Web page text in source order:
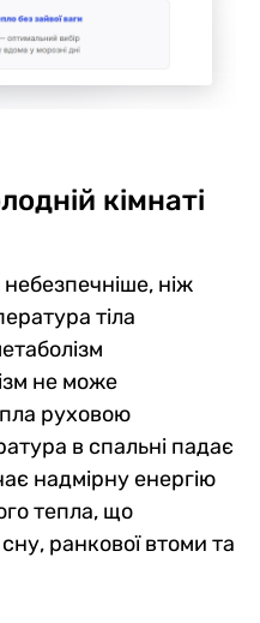
кімнаті
ніж
тіла
не може
руховою
в спальні падає
надмірну енергію
тепла, що
ранкової втоми та